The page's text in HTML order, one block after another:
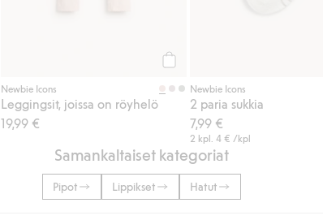
Newbie Icons
Leggingsit, joissa on röyhelö
19,99 €
Newbie Icons
2 paria sukkia
7,99 €
2 kpl.4 € /kpl
Samankaltaiset kategoriat
Pipot Lippikset Hatut